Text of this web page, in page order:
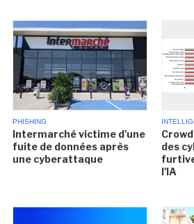
PHISHING
Intermarché victime d'une
fuite de données après
une cyberattaque
des
l'IA